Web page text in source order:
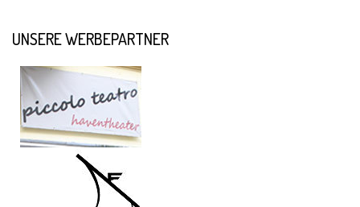
UNSERE WERBEPARTNER